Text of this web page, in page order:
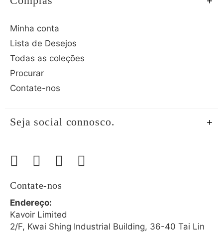
Minha conta
Lista de Desejos
Todas as coleções
Procurar
Contate-nos
Seja social connosco.
Contate-nos
Endereço:
Kavoir Limited
2/F, Kwai Shing Industrial Building, 36-40 Tai Lin